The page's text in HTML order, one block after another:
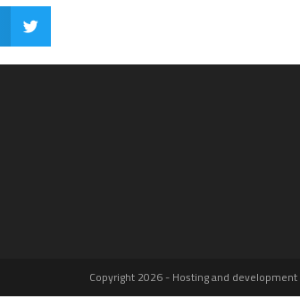
Copyright 2026 - Hosting and development